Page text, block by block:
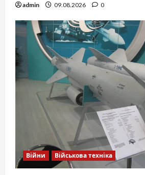
admin 09.08.2026 0
Війни Військова техніка